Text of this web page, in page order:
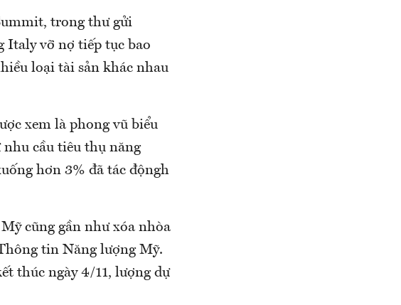
trong thư gửi
Italy vỡ nợ tiếp tục bao
loại tài sản khác nhau
xem là phong vũ biểu
cầu tiêu thụ năng
hơn 3% đã tác độngh
cũng gần như xóa nhòa
tin Năng lượng Mỹ.
thúc ngày 4/11, lượng dự